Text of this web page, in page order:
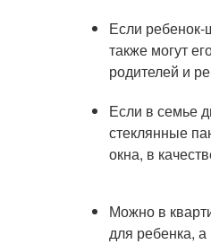
Если ребенок-
также могут
родителей и
Если в семье
стеклянные
окна, в
Можно в
для ребенка,